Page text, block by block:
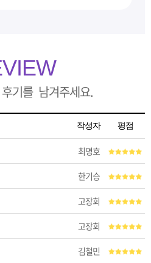
기를 남겨주세요.
작성자 평점
최명호
한기승
고장회
고장회
김철민